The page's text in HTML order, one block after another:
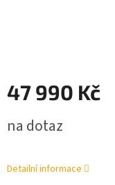
47 990 Kč
cena:
na dotaz
Detailní informace